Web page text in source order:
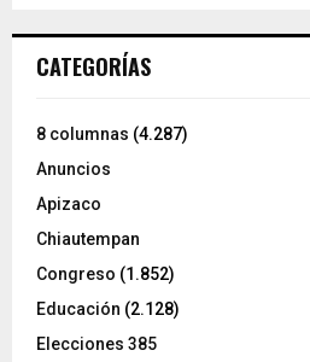
CATEGORÍAS
8 columnas (4.287)
Anuncios
Apizaco
Chiautempan
Congreso (1.852)
Educación (2.128)
Elecciones 385